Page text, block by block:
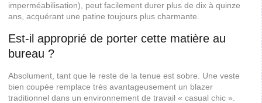
imperméabilisation), peut facilement durer plus de dix à quinze
ans, acquérant une patine toujours plus charmante.
Est-il approprié de porter cette matière au
bureau ?
Absolument, tant que le reste de la tenue est sobre. Une veste
bien coupée remplace très avantageusement un blazer
traditionnel dans un environnement de travail « casual chic ».